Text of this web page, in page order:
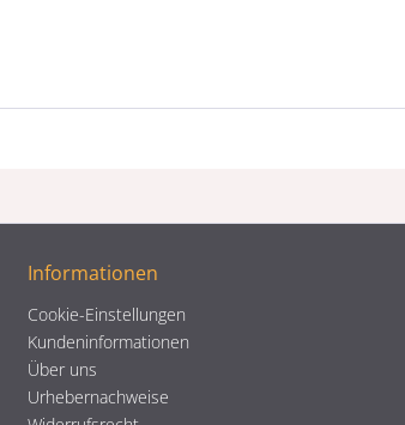
Informationen
Cookie-Einstellungen
Kundeninformationen
Über uns
Urhebernachweise